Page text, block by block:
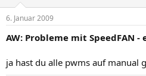
6. Januar 2009
AW: Probleme mit SpeedFAN
ja hast du alle pwms auf manual